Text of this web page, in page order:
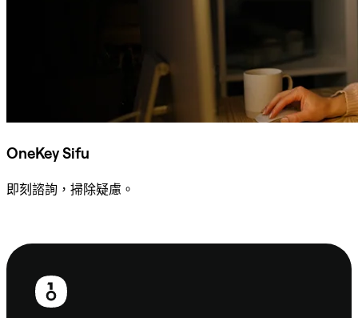
OneKey Sifu
即刻諮詢，掃除疑慮。
頁